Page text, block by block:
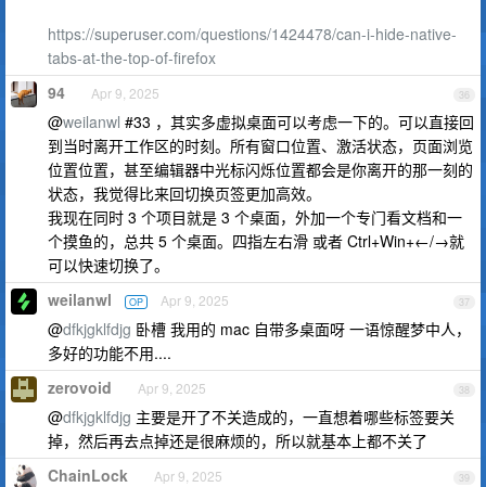
https://superuser.com/questions/1424478/can-i-hide-native-
tabs-at-the-top-of-firefox
36
94 Apr 9, 2025
@weilanwl #33 ，其实多虚拟桌面可以考虑一下的。可以直接回
到当时离开工作区的时刻。所有窗口位置、激活状态，页面浏览
位置位置，甚至编辑器中光标闪烁位置都会是你离开的那一刻的
状态，我觉得比来回切换页签更加高效。
我现在同时 3 个项目就是 3 个桌面，外加一个专门看文档和一
个摸鱼的，总共 5 个桌面。四指左右滑 或者 Ctrl+Win+←/→就
可以快速切换了。
37
weilanwl OP Apr 9, 2025
@dfkjgklfdjg 卧槽 我用的 mac 自带多桌面呀 一语惊醒梦中人，
多好的功能不用....
38
zerovoid Apr 9, 2025
@dfkjgklfdjg 主要是开了不关造成的，一直想着哪些标签要关
掉，然后再去点掉还是很麻烦的，所以就基本上都不关了
39
ChainLock Apr 9, 2025